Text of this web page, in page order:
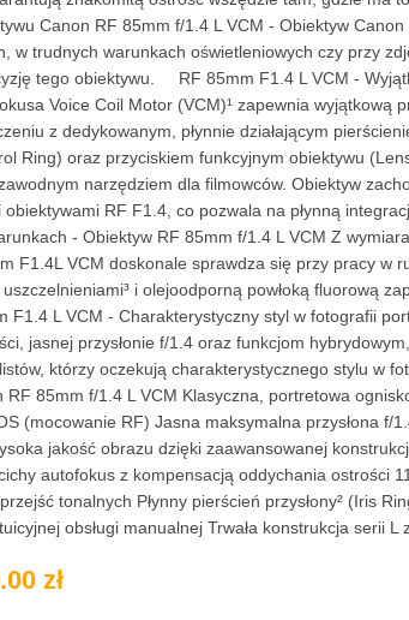
Canon RF 85mm f/1.4 L VCM - Obiektyw
w trudnych warunkach oświetleniowych czy przy
tego obiektywu. RF 85mm F1.4 L VCM -
Voice Coil Motor (VCM)¹ zapewnia wyjątkową
z dedykowanym, płynnie działającym
Ring) oraz przyciskiem funkcyjnym obiektywu
narzędziem dla filmowców. Obiektyw
obiektywami RF F1.4, co pozwala na płynną
- Obiektyw RF 85mm f/1.4 L VCM Z
F1.4L VCM doskonale sprawdza się przy pracy w
i olejoodporną powłoką fluorową
F1.4 L VCM - Charakterystyczny styl w fotografii
jasnej przysłonie f/1.4 oraz funkcjom
którzy oczekują charakterystycznego stylu
RF 85mm f/1.4 L VCM Klasyczna, portretowa
(mocowanie RF) Jasna maksymalna przysłona f/
jakość obrazu dzięki zaawansowanej
autofokus z kompensacją oddychania ostrości
tonalnych Płynny pierścień przysłony² (Iris
obsługi manualnej Trwała konstrukcja serii L
zł